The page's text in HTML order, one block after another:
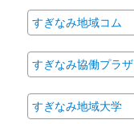
象:
すぎなみ地域コム
すぎなみ協働プラザ
すぎなみ地域大学